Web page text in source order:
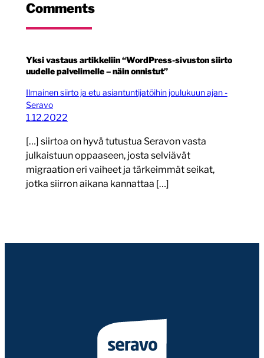
Comments
Yksi vastaus artikkeliin “WordPress-sivuston siirto
uudelle palvelimelle – näin onnistut”
Ilmainen siirto ja etu asiantuntijatöihin joulukuun ajan -
Seravo
1.12.2022
[…] siirtoa on hyvä tutustua Seravon vasta
julkaistuun oppaaseen, josta selviävät
migraation eri vaiheet ja tärkeimmät seikat,
jotka siirron aikana kannattaa […]